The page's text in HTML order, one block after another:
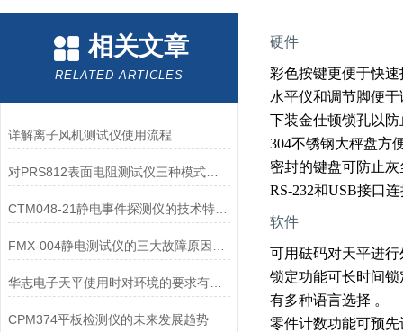
相关文章
RELATED ARTICLES
详解离子风机测试仪使用流程
对PRS812表面电阻测试仪三种模式的详细介绍
CTM048-21静电事件探测仪的技术特点解读
华志电子天平使用时对环境的要求有哪些？
CPM374平板检测仪的未来发展趋势
硬件
彩色按键更便于快
水平仪和调节脚便
下装金仕顿锁孔以
304不锈钢大秤盘方
密封的键盘可防止
RS-232和USB接口
软件
可用砝码对天平进
锁定功能可长时间
有多种语言选择 。
零件计数功能可预